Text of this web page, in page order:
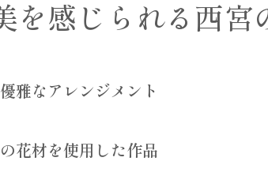
を感じられる西
雅なアレンジメント
花材を使用した作品